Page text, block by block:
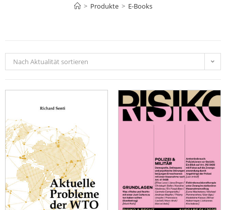
> Produkte > E-Books
Nach Aktualität sortieren